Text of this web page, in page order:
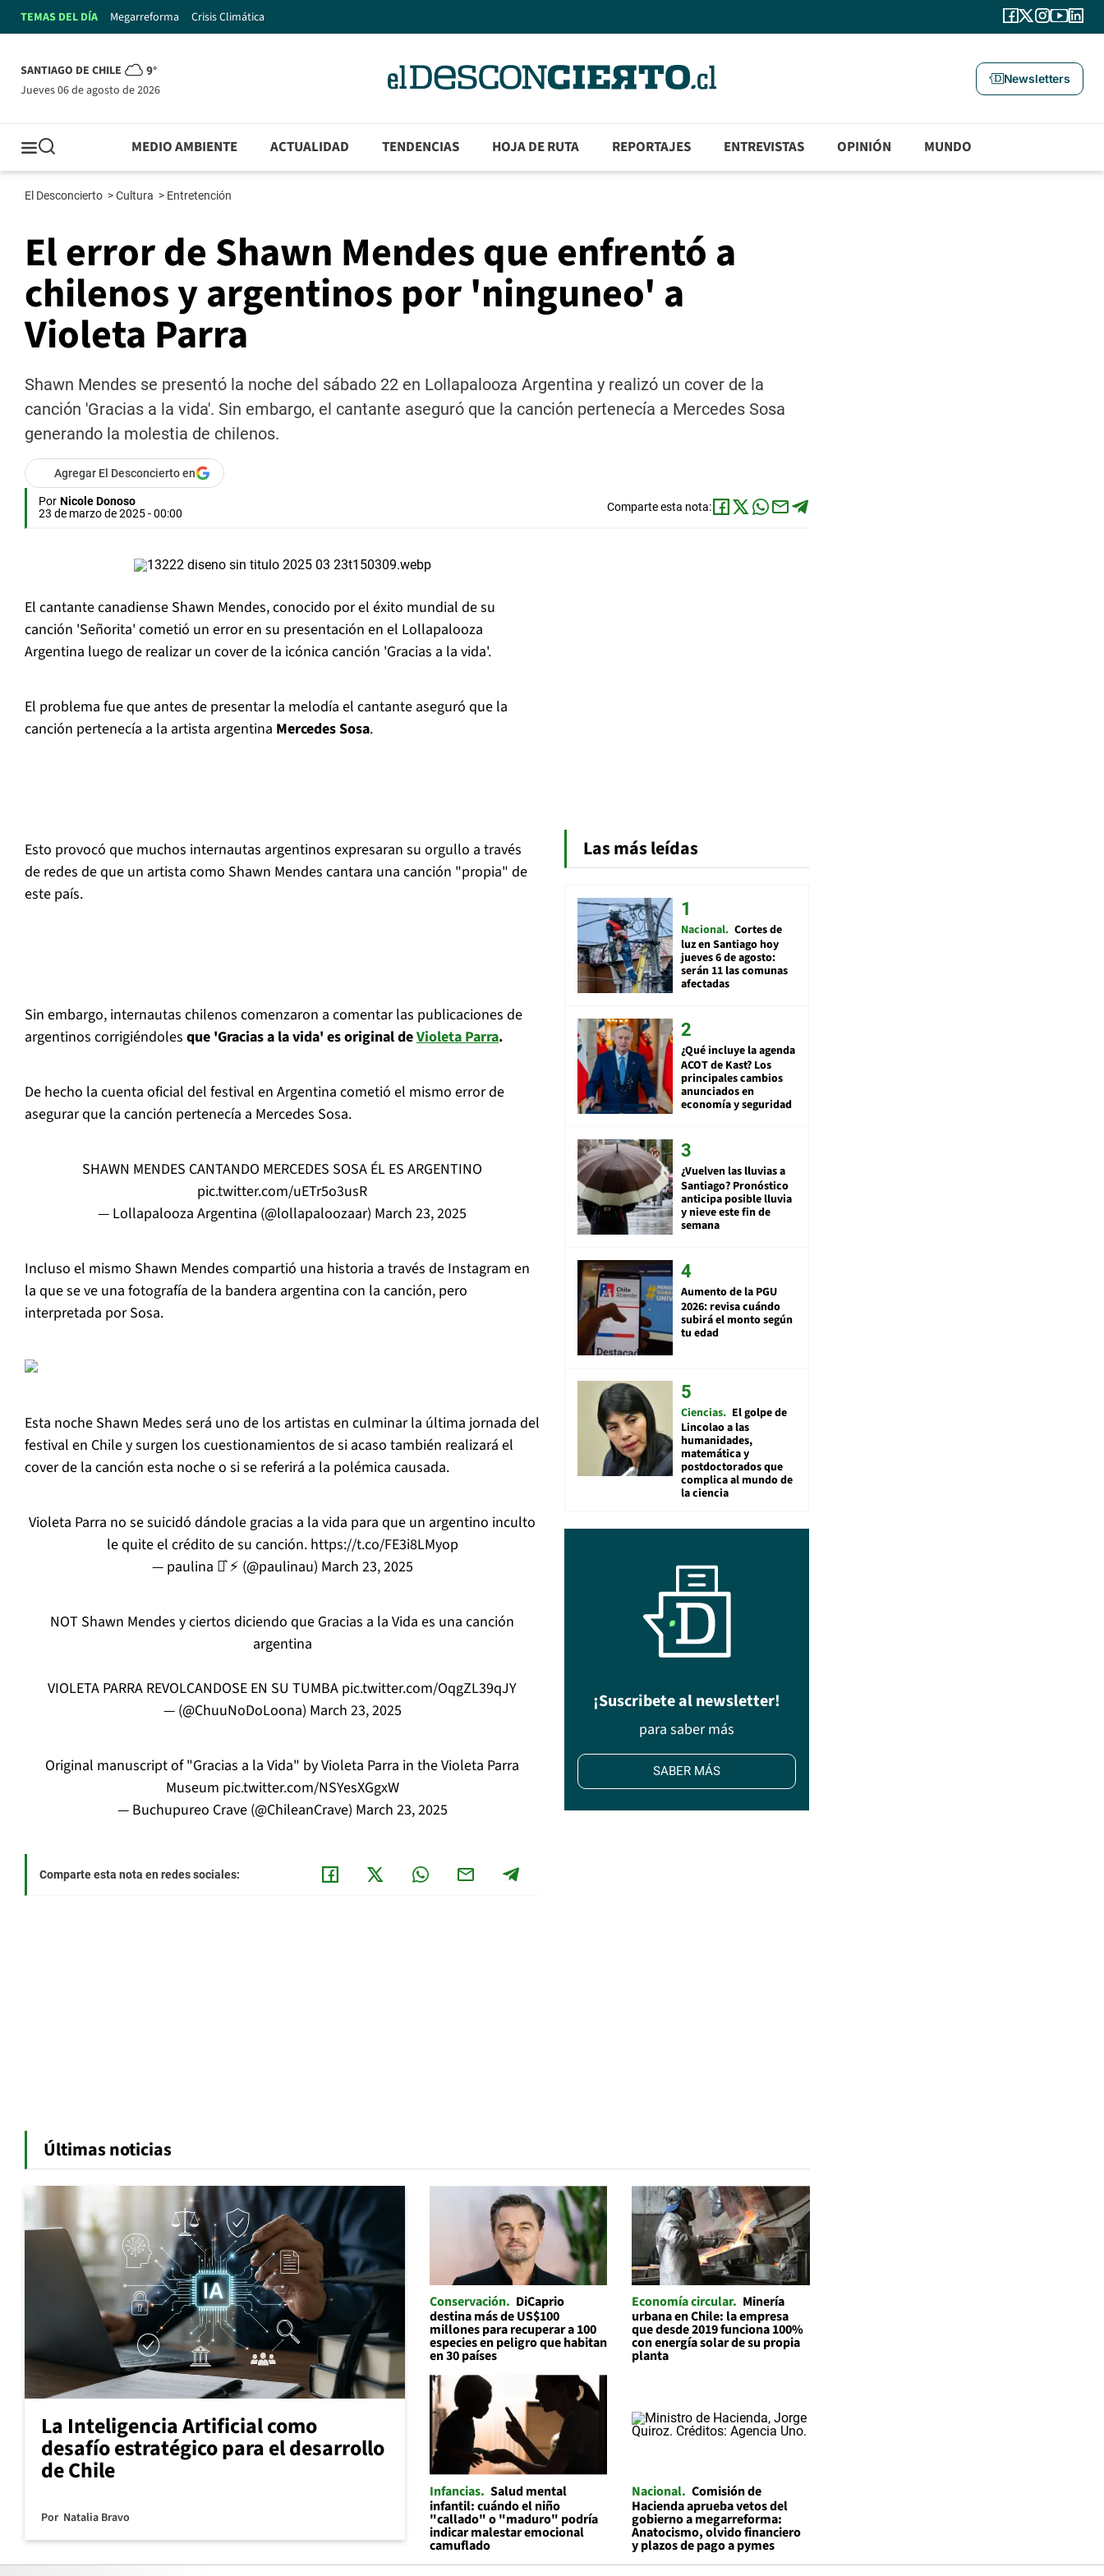
TEMAS DEL DÍA Megarreforma Crisis Climática
SANTIAGO DE CHILE 9°
jueves 06 de agosto de 2026
Newsletters
MEDIO AMBIENTE ACTUALIDAD TENDENCIAS HOJA DE RUTA REPORTAJES ENTREVISTAS OPINIÓN MUNDO
El Desconcierto >Cultura > Entretención
El error de Shawn Mendes que enfrentó a
chilenos y argentinos por 'ninguneo' a
Violeta Parra
Shawn Mendes se presentó la noche del sábado 22 en Lollapalooza Argentina y realizó un cover de la
canción 'Gracias a la vida'. Sin embargo, el cantante aseguró que la canción pertenecía a Mercedes Sosa
generando la molestia de chilenos.
Agregar El Desconcierto en
Por Nicole Donoso
23 de marzo de 2025 - 00:00
Comparte esta nota:
El cantante canadiense Shawn Mendes, conocido por el éxito mundial de su
canción 'Señorita' cometió un error en su presentación en el Lollapalooza
Argentina luego de realizar un cover de la icónica canción 'Gracias a la vida'.
El problema fue que antes de presentar la melodía el cantante aseguró que la
canción pertenecía a la artista argentina Mercedes Sosa.
Esto provocó que muchos internautas argentinos expresaran su orgullo a través
de redes de que un artista como Shawn Mendes cantara una canción "propia" de
este país.
Sin embargo, internautas chilenos comenzaron a comentar las publicaciones de
argentinos corrigiéndoles que 'Gracias a la vida' es original deVioleta Parra.
De hecho la cuenta oficial del festival en Argentina cometió el mismo error de
asegurar que la canción pertenecía a Mercedes Sosa.
SHAWN MENDES CANTANDO MERCEDES SOSA ÉL ES ARGENTINO
pic.twitter.com/uETr5o3usR
— Lollapalooza Argentina (@lollapaloozaar) March 23, 2025
Incluso el mismo Shawn Mendes compartió una historia a través de Instagram en
la que se ve una fotografía de la bandera argentina con la canción, pero
interpretada por Sosa.
Esta noche Shawn Medes será uno de los artistas en culminar la última jornada del
festival en Chile y surgen los cuestionamientos de si acaso también realizará el
cover de la canción esta noche o si se referirá a la polémica causada.
Violeta Parra no se suicidó dándole gracias a la vida para que un argentino inculto
le quite el crédito de su canción. https://t.co/FE3i8LMyop
— paulina ⚯͛ ⚡ (@paulinau) March 23, 2025
NOT Shawn Mendes y ciertos diciendo que Gracias a la Vida es una canción
argentina
VIOLETA PARRA REVOLCANDOSE EN SU TUMBA pic.twitter.com/OqgZL39qJY
— (@ChuuNoDoLoona) March 23, 2025
Original manuscript of "Gracias a la Vida" by Violeta Parra in the Violeta Parra
Museum pic.twitter.com/NSYesXGgxW
— Buchupureo Crave (@ChileanCrave) March 23, 2025
Comparte esta nota en redes sociales:
Las más leídas
Nacional Cortes de
luz en Santiago hoy
jueves 6 de agosto:
serán 11 las comunas
afectadas
¿Qué incluye la agenda
ACOT de Kast? Los
principales cambios
anunciados en
economía y seguridad
¿Vuelven las lluvias a
Santiago? Pronóstico
anticipa posible lluvia
y nieve este fin de
semana
Aumento de la PGU
2026: revisa cuándo
subirá el monto según
tu edad
Ciencias El golpe de
Lincolao a las
humanidades,
matemática y
postdoctorados que
complica al mundo de
la ciencia
¡Suscribete al newsletter!
para saber más
SABER MÁS
Últimas noticias
La Inteligencia Artificial como
desafío estratégico para el desarrollo
de Chile
Por Natalia Bravo
Conservación
DiCaprio
destina más de US$100
millones para recuperar a 100
especies en peligro que habitan
en 30 países
Economía circular Minería
urbana en Chile: la empresa
que desde 2019 funciona 100%
con energía solar de su propia
planta
Infancias Salud mental
infantil: cuándo el niño
"callado" o "maduro" podría
indicar malestar emocional
camuflado
Nacional Comisión de
Hacienda aprueba vetos del
gobierno a megarreforma:
Anatocismo, olvido financiero
y plazos de pago a pymes